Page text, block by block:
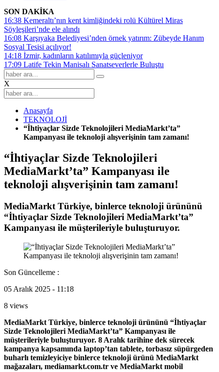
SON DAKİKA
16:38 Kemeraltı’nın kent kimliğindeki rolü Kültürel Miras
Söyleşileri’nde ele alındı
16:08 Karşıyaka Belediyesi’nden örnek yatırım: Zübeyde Hanım
Sosyal Tesisi açılıyor!
14:18 İzmir, kadınların katılımıyla güçleniyor
17:09 Latife Tekin Manisalı Sanatseverlerle Buluştu
X
Anasayfa
TEKNOLOJİ
“İhtiyaçlar Sizde Teknolojileri MediaMarkt’ta”
Kampanyası ile teknoloji alışverişinin tam zamanı!
“İhtiyaçlar Sizde Teknolojileri
MediaMarkt’ta” Kampanyası ile
teknoloji alışverişinin tam zamanı!
MediaMarkt Türkiye, binlerce teknoloji ürününü
“İhtiyaçlar Sizde Teknolojileri MediaMarkt’ta”
Kampanyası ile müşterileriyle buluşturuyor.
Son Güncelleme :
05 Aralık 2025 - 11:18
8 views
MediaMarkt Türkiye, binlerce teknoloji ürününü “İhtiyaçlar
Sizde Teknolojileri MediaMarkt’ta” Kampanyası ile
müşterileriyle buluşturuyor. 8 Aralık tarihine dek sürecek
kampanya kapsamında laptop’tan tablete, torbasız süpürgeden
buharlı temizleyiciye binlerce teknoloji ürünü MediaMarkt
mağazaları, mediamarkt.com.tr ve MediaMarkt mobil